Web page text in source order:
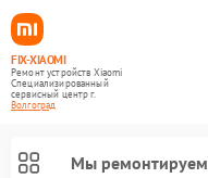
FIX-XIAOMI
Ремонт устройств Xiaomi
Специализированный
cервисный центр г.
Волгоград
Мы ремонтируем